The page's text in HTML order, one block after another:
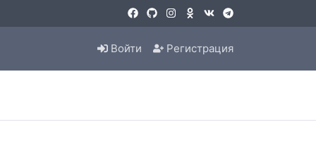
Войти Регистрация